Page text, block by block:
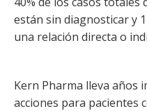
están sin diagnosticar y
una relación directa o
Kern Pharma lleva años
acciones para pacientes